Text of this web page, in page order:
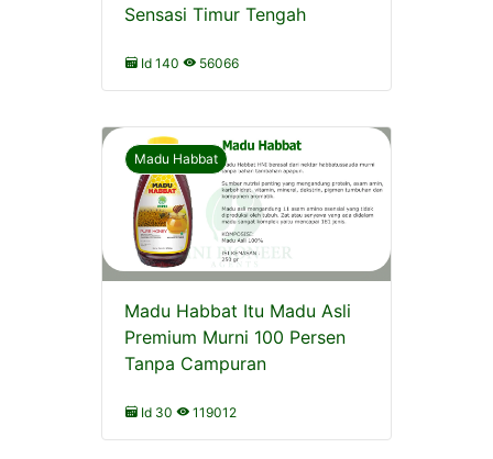
Sensasi Timur Tengah
Id 140 56066
Madu Habbat
Madu Habbat Itu Madu Asli
Premium Murni 100 Persen
Tanpa Campuran
Id 30 119012